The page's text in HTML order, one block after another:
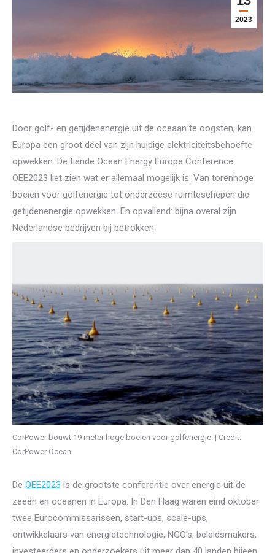
2023
Door golf- en getijdenenergie uit de oceaan te oogsten, kan
Europa een groot deel van zijn huidige elektriciteitsbehoefte
opwekken. De tiende Ocean Energy Europe Conference
OEE2023 liet zien wat er allemaal mogelijk is. Van torenhoge
boeien voor golfenergie tot onderzeese ruimteschepen die
getijdenenergie opwekken. En opvallend: bijna overal zijn
Nederlandse bedrijven bij betrokken.
CorPower bouwt 19 meter hoge boeien voor golfenergie. | Credit:
CorPower Ocean
De OEE2023 is de grootste conferentie over energie uit de
zeeën en oceanen in Europa. In Den Haag waren eind oktober
twee Eurocommissarissen, start-ups, scale-ups,
ontwikkelaars van energietechnologie, NGO’s, beleidsmakers,